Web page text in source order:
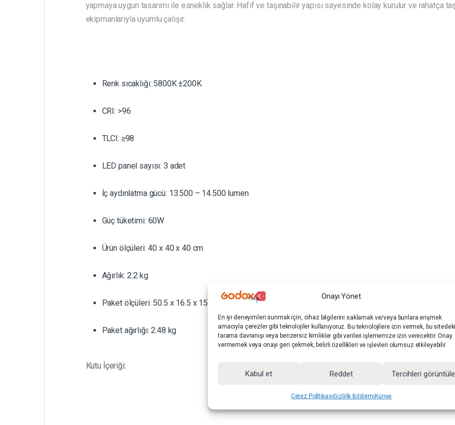
Onayı Yönet
En iyi deneyimleri sunmak için, cihaz bilgilerini saklamak ve/veya bunlara erişmek
amacıyla çerezler gibi teknolojiler kullanıyoruz. Bu teknolojilere izin vermek, bu
tarama davranışı veya benzersiz kimlikler gibi verileri işlememize izin verecektir. Onay
vermemek veya onayı geri çekmek, belirli özellikleri ve işlevleri olumsuz etkileyebilir.
Kabul et Reddet Tercihleri görüntüle
Çerez PolitikasıGizlilik BildirimiKünye
yapmaya uygun tasarımı ile esneklik sağlar. Hafif ve taşınabilir yapısı sayesinde kolay kurulur ve rahatça
ekipmanlarıyla uyumlu çalışır.
Renk sıcaklığı: 5800K ±200K
CRI: >96
TLCI: ≥98
LED panel sayısı: 3 adet
İç aydınlatma gücü: 13.500 – 14.500 lumen
Güç tüketimi: 60W
Ürün ölçüleri: 40 x 40 x 40 cm
Ağırlık: 2.2 kg
Paket ölçüleri: 50.5 x 16.5 x 15.5 cm
Paket ağırlığı: 2.48 kg
Kutu İçeriği: